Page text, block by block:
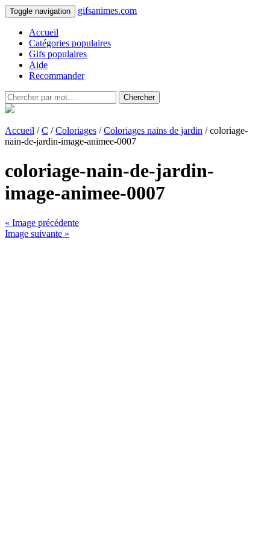
Toggle navigation gifsanimes.com
Accueil
Catégories populaires
Gifs populaires
Aide
Recommander
Chercher
Accueil /C /Coloriages /Coloriages nains de jardin / coloriage-
nain-de-jardin-image-animee-0007
coloriage-nain-de-jardin-
image-animee-0007
« Image précédente
Image suivante »